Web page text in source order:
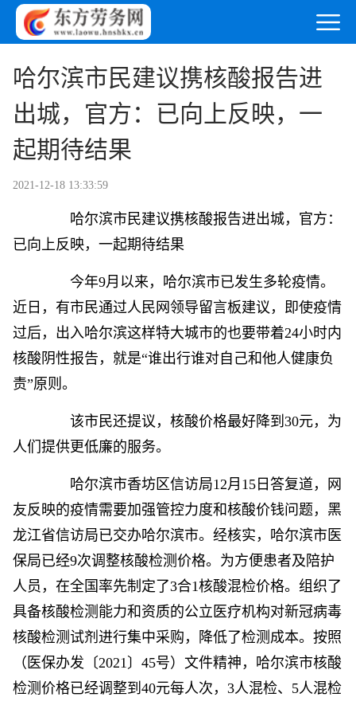
哈尔滨市民建议携核酸报告进
出城，官方：已向上反映，一
起期待结果
2021-12-18 13:33:59
哈尔滨市民建议携核酸报告进出城，官方：
已向上反映，一起期待结果
今年9月以来，哈尔滨市已发生多轮疫情。
近日，有市民通过人民网领导留言板建议，即使疫情
过后，出入哈尔滨这样特大城市的也要带着24小时内
核酸阴性报告，就是“谁出行谁对自己和他人健康负
责”原则。
该市民还提议，核酸价格最好降到30元，为
人们提供更低廉的服务。
哈尔滨市香坊区信访局12月15日答复道，网
友反映的疫情需要加强管控力度和核酸价钱问题，黑
龙江省信访局已交办哈尔滨市。经核实，哈尔滨市医
保局已经9次调整核酸检测价格。为方便患者及陪护
人员，在全国率先制定了3合1核酸混检价格。组织了
具备核酸检测能力和资质的公立医疗机构对新冠病毒
核酸检测试剂进行集中采购，降低了检测成本。按照
（医保办发〔2021〕45号）文件精神，哈尔滨市核酸
检测价格已经调整到40元每人次，3人混检、5人混检